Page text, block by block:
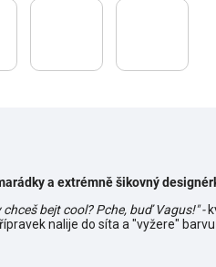
a extrémně šikovný
chceš bejt cool? Pche, buď Vagus!" -
nalije do síta a "vyžere"